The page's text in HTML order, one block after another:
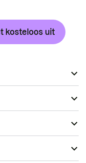
kosteloos uit